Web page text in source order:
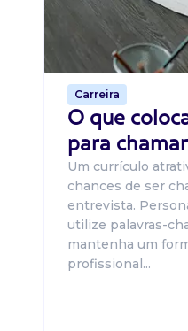
Carreira
O que
para
Um currículo
chances de ser
entrevista.
utilize palavras-
mantenha um
profissional...